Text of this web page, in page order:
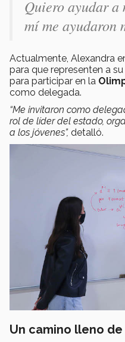
Quiero ayudar a
mí me ayudaron
Actualmente, Alexandra
para que representen a
para participar en la
como delegada.
“Me invitaron como
rol de líder del estado,
a los jóvenes”, detalló.
Un camino lleno